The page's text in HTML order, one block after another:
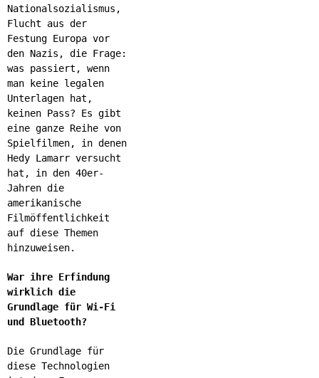
Nationalsozialismus,
Flucht aus der
Festung Europa vor
den Nazis, die Frage:
was passiert, wenn
man keine legalen
Unterlagen hat,
keinen Pass? Es gibt
eine ganze Reihe von
Spielfilmen, in denen
Hedy Lamarr versucht
hat, in den 40er-
Jahren die
amerikanische
Filmöffentlichkeit
auf diese Themen
hinzuweisen.
War ihre Erfindung
wirklich die
Grundlage für Wi-Fi
und Bluetooth?
Die Grundlage für
diese Technologien